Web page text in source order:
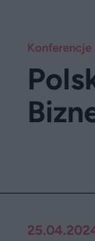
Konferencje